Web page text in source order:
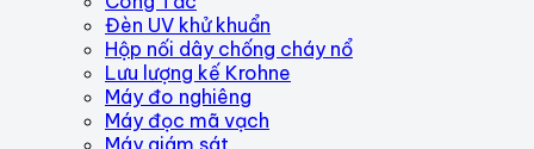
Đèn UV khử khuẩn
Hộp nối dây chống cháy nổ
Lưu lượng kế Krohne
Máy đo nghiêng
Máy đọc mã vạch
Máy giám sát